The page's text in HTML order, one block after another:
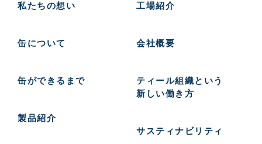
私たちの想い
缶について
缶ができるまで
製品紹介
工場紹介
会社概要
ティール組織という
新しい働き方
サスティナビリティ